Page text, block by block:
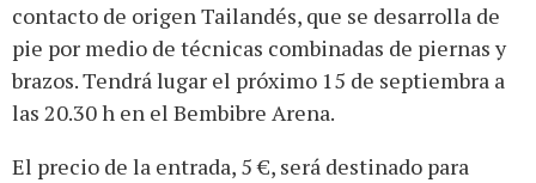
contacto de origen Tailandés, que se desarrolla de
pie por medio de técnicas combinadas de piernas y
brazos. Tendrá lugar el próximo 15 de septiembra a
las 20.30 h en el Bembibre Arena.
El precio de la entrada, 5 €, será destinado para